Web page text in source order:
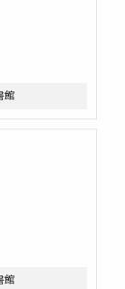
館
館